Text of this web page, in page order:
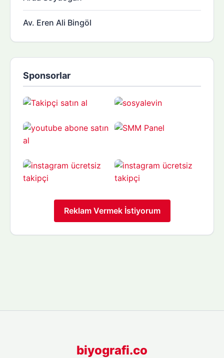
Av. Eren Ali Bingöl
Sponsorlar
Reklam Vermek İstiyorum
biyografi.co